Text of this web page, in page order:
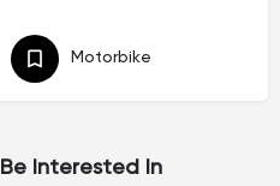
Motorbike
Interested In